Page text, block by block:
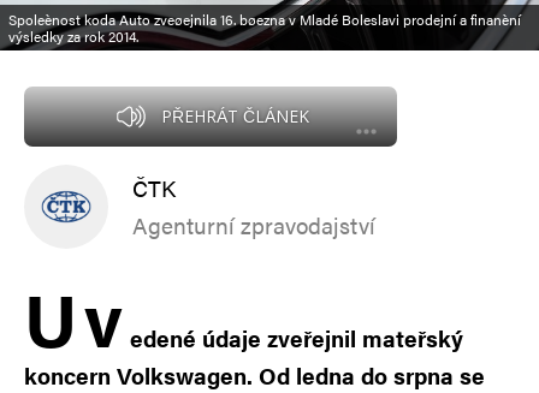
Spoleènost koda Auto zveøejnila 16. bøezna v Mladé Boleslavi prodejní a finanèní
výsledky za rok 2014.
PŘEHRÁT ČLÁNEK
ČTK
Agenturní zpravodajství
Uv edené údaje zveřejnil mateřský
koncern Volkswagen. Od ledna do srpna se